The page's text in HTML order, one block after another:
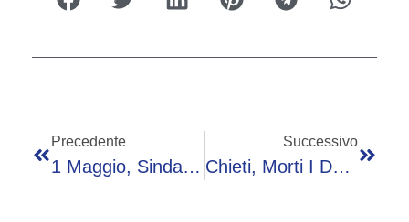
Precedente
1 Maggio, Sindacati In Piazza: “Sicurezza Sul Lavoro È Emergenza Nazionale”
Successivo
Chieti, Morti I Due Vigili Del Fuoco Dispersi Durante Un’escursione Sulla Maiella